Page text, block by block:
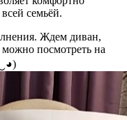
семьёй.
Ждем диван,
посмотреть на